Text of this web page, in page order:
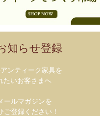
知らせ登録
ンティーク家具を
たいお客さまへ
ールマガジンを
ご登録ください！